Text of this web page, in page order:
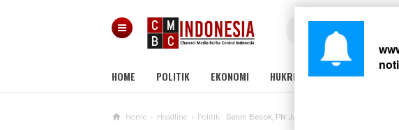
HOME POLITIK EKONOMI HUKRIM PERISTIWA
Home › Headline › Politik Senin Besok, PN Jakpus Sidangkan Gugatan